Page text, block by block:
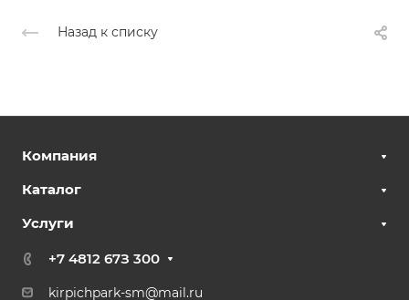
Назад к списку
Компания
Каталог
Услуги
+7 4812 67З 300
kirpichpark-sm@mail.ru